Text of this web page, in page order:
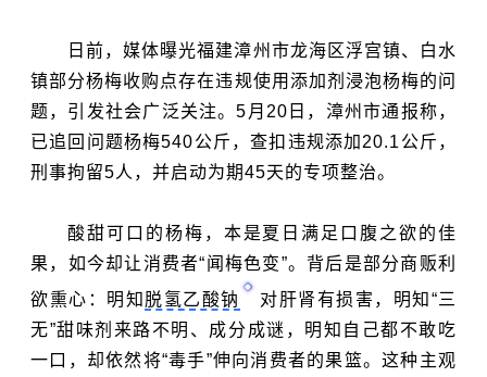
日前，媒体曝光福建漳州市龙海区浮宫镇、白水
镇部分杨梅收购点存在违规使用添加剂浸泡杨梅的问
题，引发社会广泛关注。5月20日，漳州市通报称，
已追回问题杨梅540公斤，查扣违规添加20.1公斤，
刑事拘留5人，并启动为期45天的专项整治。
酸甜可口的杨梅，本是夏日满足口腹之欲的佳
果，如今却让消费者“闻梅色变”。背后是部分商贩利
欲熏心：明知 脱氢乙酸钠
对肝肾有损害，明知“三
无”甜味剂来路不明、成分成谜，明知自己都不敢吃
一口，却依然将“毒手”伸向消费者的果篮。这种主观